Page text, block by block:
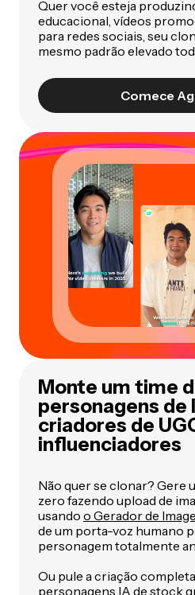
Quer você esteja
educacional, vídeos
para redes sociais, seu
mesmo padrão elevado
Comece
Monte um time
personagens de
criadores de
influenciadores
Não quer se clonar? Gere
zero fazendo upload de
usando o Gerador de
de um porta-voz humano
personagem totalmente
Ou pule a criação
personagens IA de stock